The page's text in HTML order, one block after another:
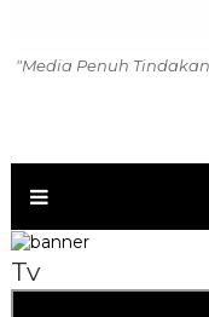
"Media Penuh
Tv